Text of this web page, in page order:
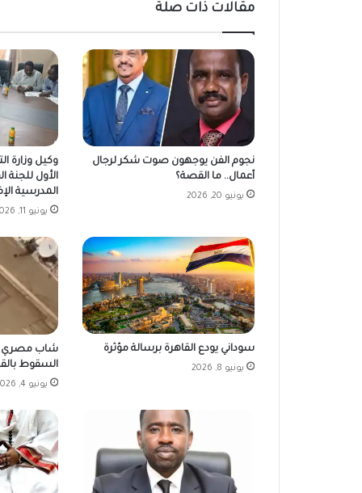
مقالات ذات صلة
نجوم الفن يوجهون صوت شكر لرجال
أعمال.. ما القصة؟
يونيو 20, 2026
وكيل وزارة
الأول للجنة
المدرسية
يونيو 11, 2026
سوداني يودع القاهرة برسالة مؤثرة
يونيو 8, 2026
شاب مصري
السقوط
يونيو 4, 2026